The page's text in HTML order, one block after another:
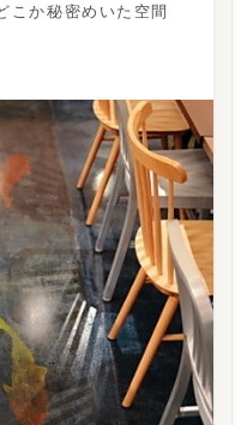
こか秘密めいた空間